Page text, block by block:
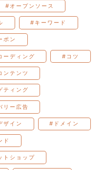
#オープンソース
#キーワード
ポン
ーディング #コツ
ンテンツ
ティング
リー広告
ザイン #ドメイン
ド
トショップ